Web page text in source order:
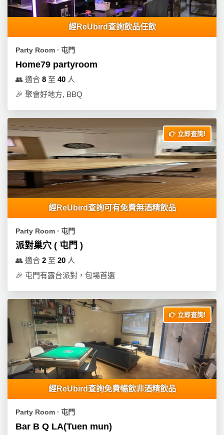
經ReUbird查詢飲品任飲
Party Room ∙ 屯門
Home79 partyroom
👥 適合 8 至 40 人
🎉 聚會好地方, BBQ
立即查詢!
經ReUbird查詢可有免費無酒精飲品
Party Room ∙ 屯門
派對巢穴 ( 屯門 )
👥 適合 2 至 20 人
🎉 屯門有露台派對，包場首選
立即查詢!
經ReUbird查詢免費暢飲非酒精飲品
Party Room ∙ 屯門
Bar B Q LA(Tuen mun)